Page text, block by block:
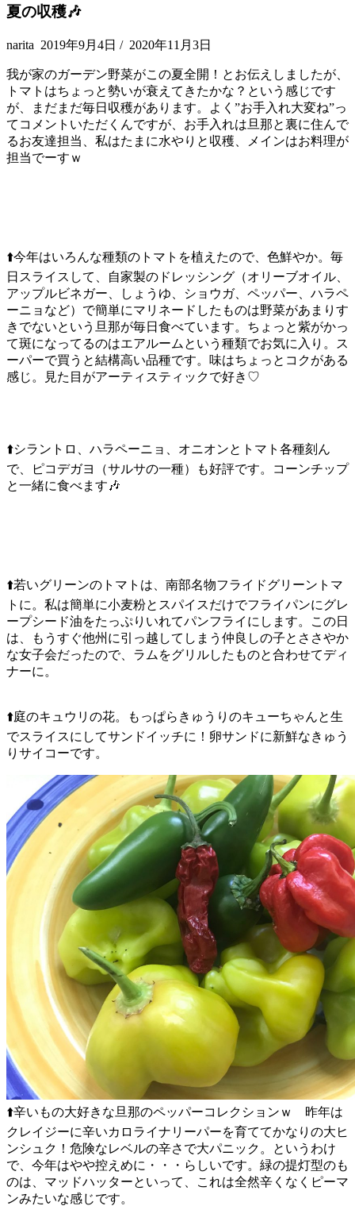
夏の収穫🎶
narita 2019年9月4日 / 2020年11月3日
我が家のガーデン野菜がこの夏全開！とお伝えしましたが、
トマトはちょっと勢いが衰えてきたかな？という感じです
が、まだまだ毎日収穫があります。よく”お手入れ大変ね”っ
てコメントいただくんですが、お手入れは旦那と裏に住んで
るお友達担当、私はたまに水やりと収穫、メインはお料理が
担当でーすｗ
⬆️今年はいろんな種類のトマトを植えたので、色鮮やか。毎
日スライスして、自家製のドレッシング（オリーブオイル、
アップルビネガー、しょうゆ、ショウガ、ペッパー、ハラペ
ーニョなど）で簡単にマリネードしたものは野菜があまりす
きでないという旦那が毎日食べています。ちょっと紫がかっ
て斑になってるのはエアルームという種類でお気に入り。ス
ーパーで買うと結構高い品種です。味はちょっとコクがある
感じ。見た目がアーティスティックで好き♡
⬆️シラントロ、ハラペーニョ、オニオンとトマト各種刻ん
で、ピコデガヨ（サルサの一種）も好評です。コーンチップ
と一緒に食べます🎶
⬆️若いグリーンのトマトは、南部名物フライドグリーントマ
トに。私は簡単に小麦粉とスパイスだけでフライパンにグレ
ープシード油をたっぷりいれてパンフライにします。この日
は、もうすぐ他州に引っ越してしまう仲良しの子とささやか
な女子会だったので、ラムをグリルしたものと合わせてディ
ナーに。
⬆️庭のキュウリの花。もっぱらきゅうりのキューちゃんと生
でスライスにしてサンドイッチに！卵サンドに新鮮なきゅう
りサイコーです。
⬆️辛いもの大好きな旦那のペッパーコレクションｗ 昨年は
クレイジーに辛いカロライナリーパーを育ててかなりの大ヒ
ンシュク！危険なレベルの辛さで大パニック。というわけ
で、今年はやや控えめに・・・らしいです。緑の提灯型のも
のは、マッドハッターといって、これは全然辛くなくピーマ
ンみたいな感じです。